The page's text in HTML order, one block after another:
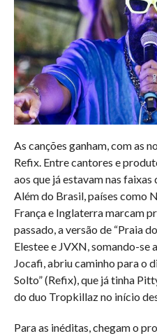
As canções ganham, com as
Refix. Entre cantores e
aos que já estavam nas faixas
Além do Brasil, países como
França e Inglaterra marcam
passado, a versão de “Praia
Elestee e JVXN, somando-se
Jocafi, abriu caminho para o
Solto” (Refix), que já tinha
do duo Tropkillaz no início
Para as inéditas, chegam o